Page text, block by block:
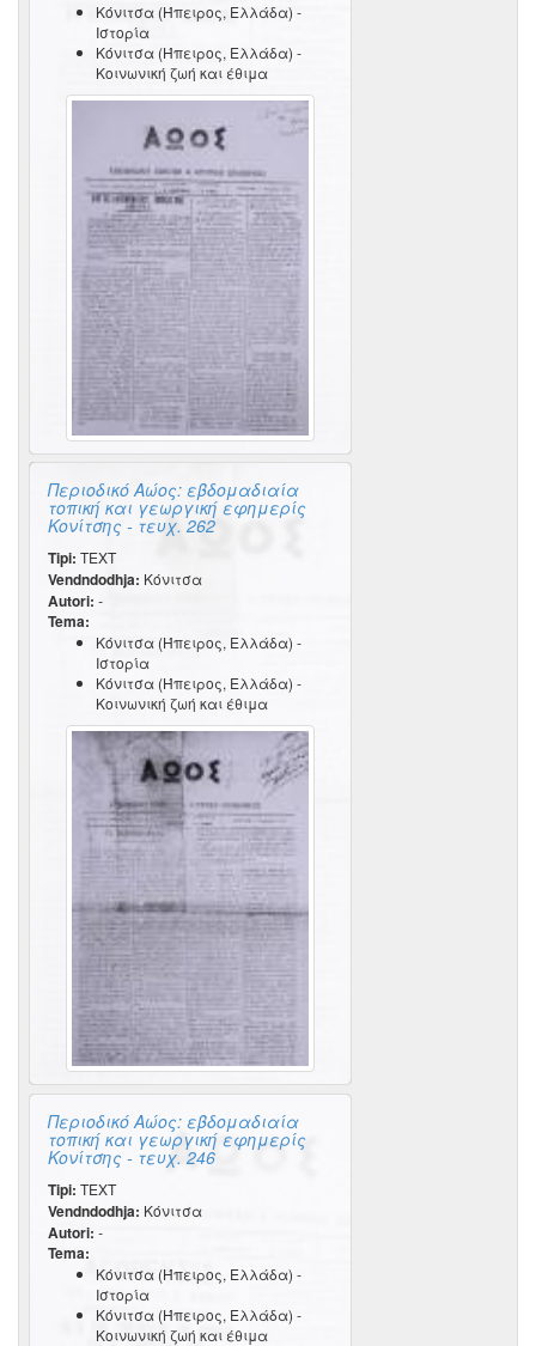
Κόνιτσα (Ήπειρος, Ελλάδα) -
Ιστορία
Κόνιτσα (Ήπειρος, Ελλάδα) -
Κοινωνική ζωή και έθιμα
Περιοδικό Αώος: εβδομαδιαία
τοπική και γεωργική εφημερίς
Κονίτσης - τευχ. 262
Tipi: TEXT
Vendndodhja: Κόνιτσα
Autori: -
Tema:
Κόνιτσα (Ήπειρος, Ελλάδα) -
Ιστορία
Κόνιτσα (Ήπειρος, Ελλάδα) -
Κοινωνική ζωή και έθιμα
Περιοδικό Αώος: εβδομαδιαία
τοπική και γεωργική εφημερίς
Κονίτσης - τευχ. 246
Tipi: TEXT
Vendndodhja: Κόνιτσα
Autori: -
Tema:
Κόνιτσα (Ήπειρος, Ελλάδα) -
Ιστορία
Κόνιτσα (Ήπειρος, Ελλάδα) -
Κοινωνική ζωή και έθιμα